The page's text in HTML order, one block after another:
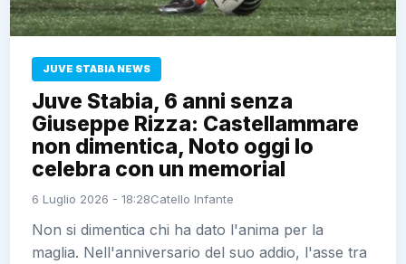
JUVE STABIA NEWS
Juve Stabia, 6 anni senza
Giuseppe Rizza: Castellammare
non dimentica, Noto oggi lo
celebra con un memorial
6 Luglio 2026 - 18:28Catello Infante
Non si dimentica chi ha dato l'anima per la
maglia. Nell'anniversario del suo addio, l'asse tra